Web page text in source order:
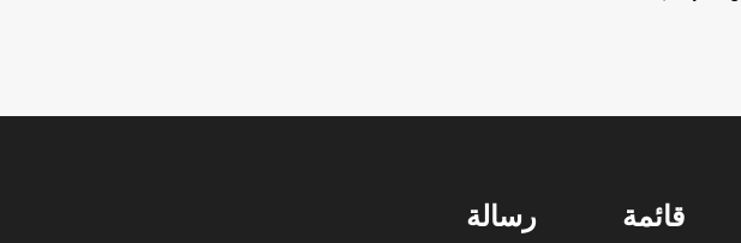
قائمة رسالة